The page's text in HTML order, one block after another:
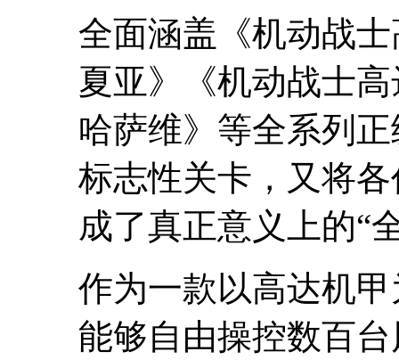
全面涵盖《机动战
夏亚》《机动战士
哈萨维》等全系列
标志性关卡，又将
成了真正意义上的“
作为一款以高达机
能够自由操控数百